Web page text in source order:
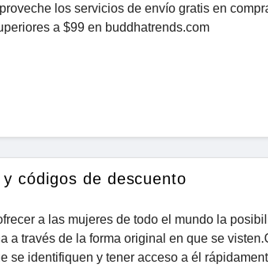
los servicios de envío gratis en
a $99 en buddhatrends.com
códigos de descuento
a las mujeres de todo el mundo la
a través de la forma original en que se
se identifiquen y tener acceso a él